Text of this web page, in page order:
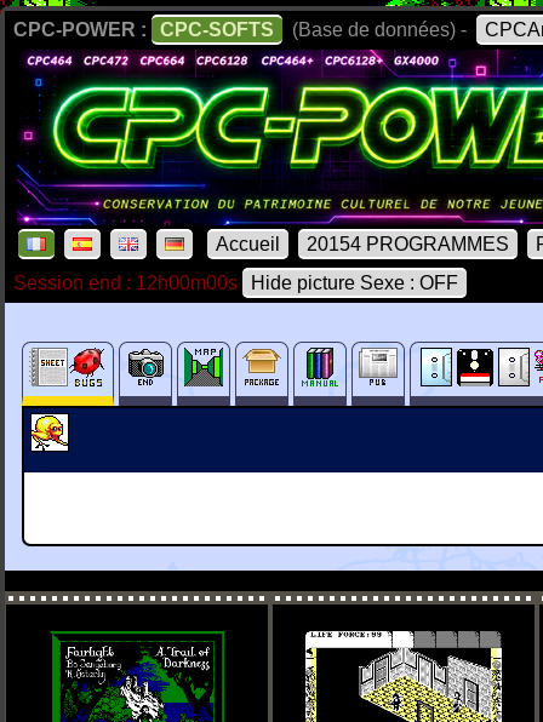
CPC-POWER : CPC-SOFTS (Base de données) -
Accueil 20154 PROGRAMMES
Session end : 12h00m00s
Hide picture Sexe : OFF